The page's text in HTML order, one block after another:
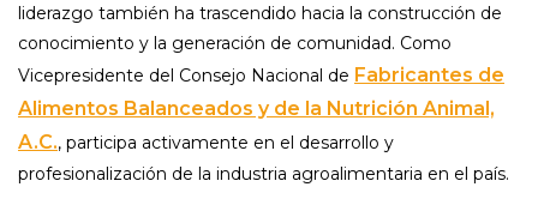
liderazgo también ha trascendido hacia la construcción de
conocimiento y la generación de comunidad. Como
Vicepresidente del Consejo Nacional de Fabricantes de
Alimentos Balanceados y de la Nutrición Animal,
A.C., participa activamente en el desarrollo y
profesionalización de la industria agroalimentaria en el país.